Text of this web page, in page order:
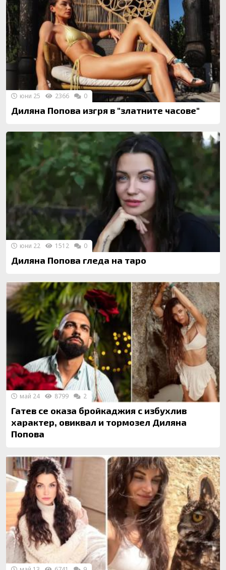
Диляна Попова изгря в "златните часове"
юни 25 2366 0
Диляна Попова гледа на таро
юни 22 1512 0
Гатев се оказа бройкаджия с избухлив
характер, овиквал и тормозел Диляна
Попова
май 24 8799 2